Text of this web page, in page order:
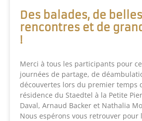
Des balades, de belles
rencontres et de
!
Merci à tous les participants pour
journées de partage, de
découvertes lors du premier temps
résidence du Staedtel à la Petite
Daval, Arnaud Backer et Nathalia
Nous espérons vous retrouver pour